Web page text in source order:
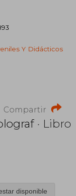
Y Didácticos
Compartir
· Libro
disponible